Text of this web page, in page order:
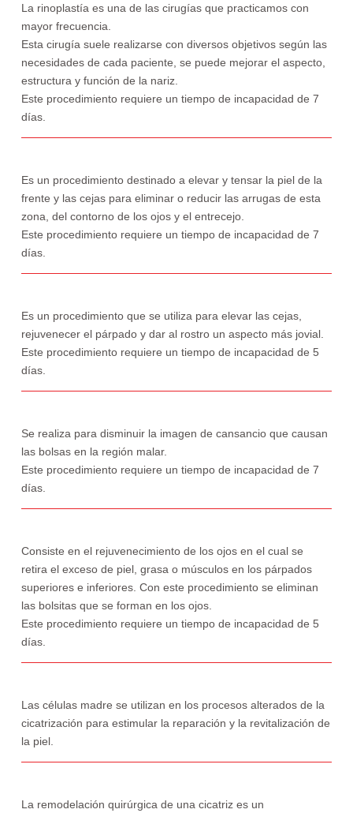
La rinoplastía es una de las cirugías que practicamos con
mayor frecuencia.
Esta cirugía suele realizarse con diversos objetivos según las
necesidades de cada paciente, se puede mejorar el aspecto,
estructura y función de la nariz.
Este procedimiento requiere un tiempo de incapacidad de 7
días.
Es un procedimiento destinado a elevar y tensar la piel de la
frente y las cejas para eliminar o reducir las arrugas de esta
zona, del contorno de los ojos y el entrecejo.
Este procedimiento requiere un tiempo de incapacidad de 7
días.
Es un procedimiento que se utiliza para elevar las cejas,
rejuvenecer el párpado y dar al rostro un aspecto más jovial.
Este procedimiento requiere un tiempo de incapacidad de 5
días.
Se realiza para disminuir la imagen de cansancio que causan
las bolsas en la región malar.
Este procedimiento requiere un tiempo de incapacidad de 7
días.
Consiste en el rejuvenecimiento de los ojos en el cual se
retira el exceso de piel, grasa o músculos en los párpados
superiores e inferiores. Con este procedimiento se eliminan
las bolsitas que se forman en los ojos.
Este procedimiento requiere un tiempo de incapacidad de 5
días.
Las células madre se utilizan en los procesos alterados de la
cicatrización para estimular la reparación y la revitalización de
la piel.
La remodelación quirúrgica de una cicatriz es un